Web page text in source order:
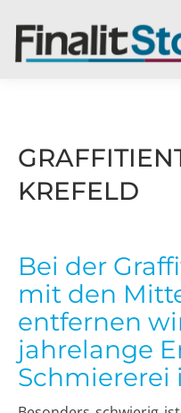
KREFELD
Bei der
mit den
entfernen
jahrelange
Schmiererei